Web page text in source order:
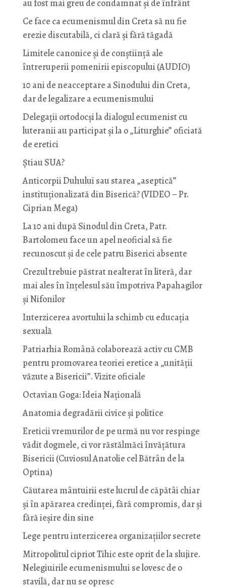
au fost mai greu de condamnat și de înfrânt
Ce face ca ecumenismul din Creta să nu fie
erezie discutabilă, ci clară și fără tăgadă
Limitele canonice și de conștiință ale
întreruperii pomenirii episcopului (AUDIO)
10 ani de neacceptare a Sinodului din Creta,
dar de legalizare a ecumenismului
Delegații ortodocși la dialogul ecumenist cu
luteranii au participat și la o „Liturghie” oficiată
de eretici
Știau SUA?
Anticorpii Duhului sau starea „aseptică”
instituționalizată din Biserică? (VIDEO – Pr.
Ciprian Mega)
La 10 ani după Sinodul din Creta, Patr.
Bartolomeu face un apel neoficial să fie
recunoscut și de cele patru Biserici absente
Crezul trebuie păstrat nealterat în literă, dar
mai ales în înțelesul său împotriva Papahagilor
și Nifonilor
Interzicerea avortului la schimb cu educaţia
sexuală
Patriarhia Română colaborează activ cu CMB
pentru promovarea teoriei eretice a „unității
văzute a Bisericii”. Vizite oficiale
Octavian Goga: Ideia Naţională
Anatomia degradării civice și politice
Ereticii vremurilor de pe urmă nu vor respinge
vădit dogmele, ci vor răstălmăci învățătura
Bisericii (Cuviosul Anatolie cel Bătrân de la
Optina)
Căutarea mântuirii este lucrul de căpătâi chiar
și în apărarea credinței, fără compromis, dar și
fără ieșire din sine
Lege pentru interzicerea organizaţiilor secrete
Mitropolitul cipriot Tihic este oprit de la slujire.
Nelegiuirile ecumenismului se lovesc de o
stavilă, dar nu se opresc